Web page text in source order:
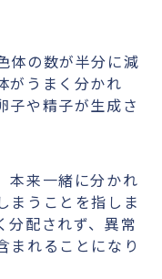
体の数が半分に減
がうまく分かれ
子や精子が生成さ
本来一緒に分かれ
まうことを指しま
分配されず、異常
まれることになり